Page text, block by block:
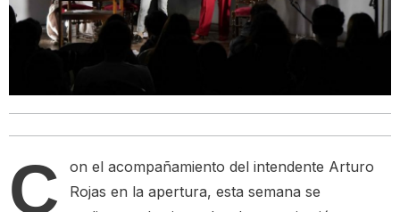
C
on el acompañamiento del intendente Arturo
Rojas en la apertura, esta semana se